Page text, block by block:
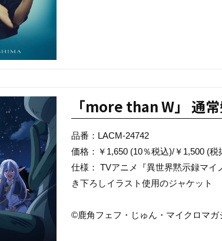
「more than W」 通
品番：LACM-24742
価格：￥1,650 (10％税込)/￥1,500 (税
仕様： TVアニメ『異世界黙示録マ
き下ろしイラスト使用のジャケット
©鹿角フェフ・じゅん・マイクロマ